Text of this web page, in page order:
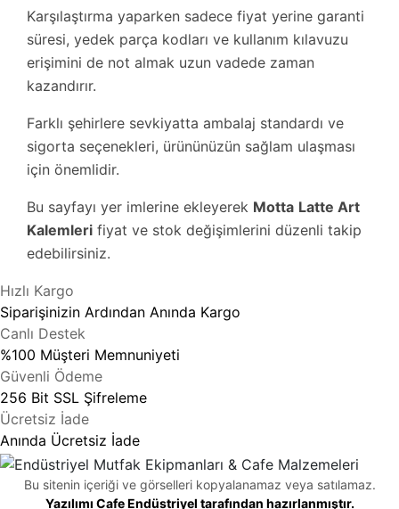
Karşılaştırma yaparken sadece fiyat yerine garanti
süresi, yedek parça kodları ve kullanım kılavuzu
erişimini de not almak uzun vadede zaman
kazandırır.
Farklı şehirlere sevkiyatta ambalaj standardı ve
sigorta seçenekleri, ürününüzün sağlam ulaşması
için önemlidir.
Bu sayfayı yer imlerine ekleyerek Motta Latte Art
Kalemleri fiyat ve stok değişimlerini düzenli takip
edebilirsiniz.
Hızlı Kargo
Siparişinizin Ardından Anında Kargo
Canlı Destek
%100 Müşteri Memnuniyeti
Güvenli Ödeme
256 Bit SSL Şifreleme
Ücretsiz İade
Anında Ücretsiz İade
Bu sitenin içeriği ve görselleri kopyalanamaz veya satılamaz.
Yazılımı Cafe Endüstriyel tarafından hazırlanmıştır.